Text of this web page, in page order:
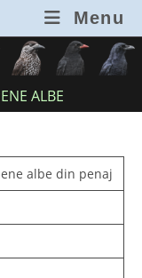
Menu
ALBE
albe din penaj